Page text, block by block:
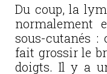
Du coup, la
normalement
sous-cutanés :
fait grossir le
doigts. Il y a